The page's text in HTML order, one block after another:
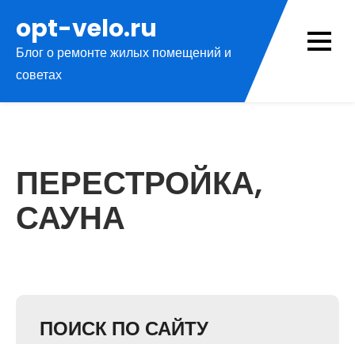
содержимому
opt-velo.ru
Блог о ремонте жилых помещений и
советах
ПЕРЕСТРОЙКА,
САУНА
ПОИСК ПО САЙТУ